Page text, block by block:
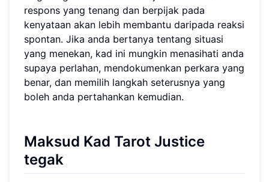
respons yang tenang dan berpijak pada
kenyataan akan lebih membantu daripada reaksi
spontan. Jika anda bertanya tentang situasi
yang menekan, kad ini mungkin menasihati anda
supaya perlahan, mendokumenkan perkara yang
benar, dan memilih langkah seterusnya yang
boleh anda pertahankan kemudian.
Maksud Kad Tarot Justice
tegak